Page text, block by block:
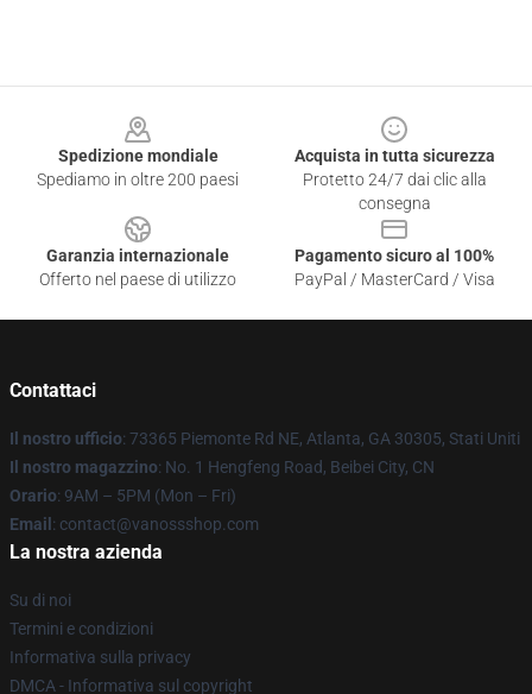
Spedizione mondiale
Spediamo in oltre 200 paesi
Acquista in tutta sicurezza
Protetto 24/7 dai clic alla
consegna
Garanzia internazionale
Offerto nel paese di utilizzo
Pagamento sicuro al 100%
PayPal / MasterCard / Visa
Contattaci
Il nostro ufficio: 73365 Piemonte Rd NE, Atlanta, GA 30305, Stati Uniti
Il nostro magazzino: No. 1 Hengfeng Road, Beibei City, CN
Orario: 9AM – 5PM (Mon – Fri)
Email : contact@vanossshop.com
La nostra azienda
Su di noi
Termini e condizioni
Informativa sulla privacy
DMCA - Informativa sul copyright